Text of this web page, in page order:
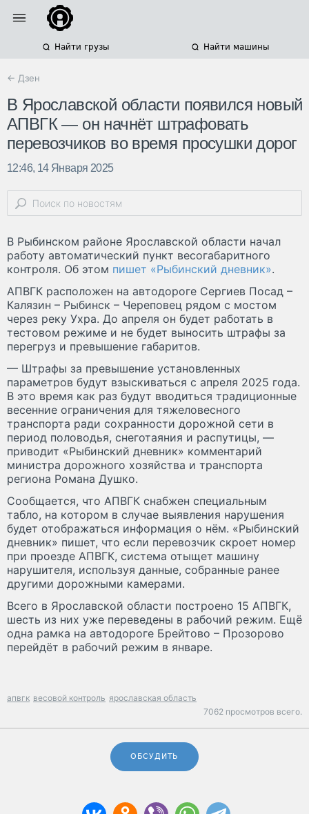
Найти грузы Найти машины
← Дзен
В Ярославской области появился новый
АПВГК — он начнёт штрафовать
перевозчиков во время просушки дорог
12:46, 14 Января 2025
В Рыбинском районе Ярославской области начал
работу автоматический пункт весогабаритного
контроля. Об этом пишет «Рыбинский дневник».
АПВГК расположен на автодороге Сергиев Посад –
Калязин – Рыбинск – Череповец рядом с мостом
через реку Ухра. До апреля он будет работать в
тестовом режиме и не будет выносить штрафы за
перегруз и превышение габаритов.
— Штрафы за превышение установленных
параметров будут взыскиваться с апреля 2025 года.
В это время как раз будут вводиться традиционные
весенние ограничения для тяжеловесного
транспорта ради сохранности дорожной сети в
период половодья, снеготаяния и распутицы, —
приводит «Рыбинский дневник» комментарий
министра дорожного хозяйства и транспорта
региона Романа Душко.
Сообщается, что АПВГК снабжен специальным
табло, на котором в случае выявления нарушения
будет отображаться информация о нём. «Рыбинский
дневник» пишет, что если перевозчик скроет номер
при проезде АПВГК, система отыщет машину
нарушителя, используя данные, собранные ранее
другими дорожными камерами.
Всего в Ярославской области построено 15 АПВГК,
шесть из них уже переведены в рабочий режим. Ещё
одна рамка на автодороге Брейтово – Прозорово
перейдёт в рабочий режим в январе.
апвгк весовой контроль ярославская область
7062 просмотров всего.
ОБСУДИТЬ